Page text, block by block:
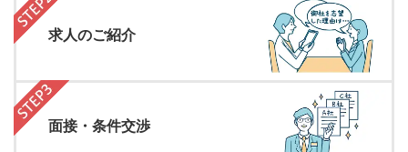
求人のご紹介
面接・条件交渉